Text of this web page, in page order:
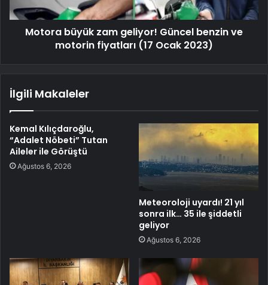
Motora büyük zam geliyor! Güncel benzin ve
motorin fiyatları (17 Ocak 2023)
İlgili Makaleler
Kemal Kılıçdaroğlu,
“Adalet Nöbeti” Tutan
Aileler ile Görüştü
Ağustos 6, 2026
Meteoroloji uyardı! 21 yıl
sonra ilk… 35 ile şiddetli
geliyor
Ağustos 6, 2026